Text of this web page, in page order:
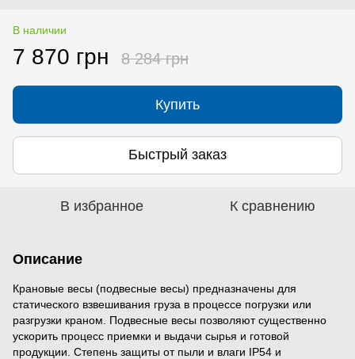
В наличии
7 870 грн 8 284 грн
Купить
Быстрый заказ
В избранное К сравнению
Описание
Крановые весы (подвесные весы) предназначены для
статического взвешивания груза в процессе погрузки или
разгрузки краном. Подвесные весы позволяют существенно
ускорить процесс приемки и выдачи сырья и готовой
продукции. Степень защиты от пыли и влаги IP54 и